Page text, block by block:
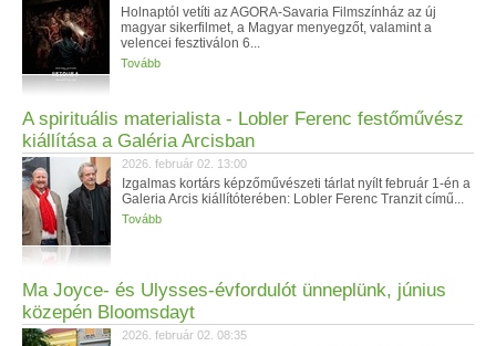
Holnaptól vetíti az AGORA-Savaria Filmszínház az új
magyar sikerfilmet, a Magyar menyegzőt, valamint a
velencei fesztiválon 6...
Tovább
A spirituális materialista - Lobler Ferenc festőművész
kiállítása a Galéria Arcisban
2026. február 02. 13:00
Izgalmas kortárs képzőművészeti tárlat nyílt február 1-én a
Galeria Arcis kiállítóterében: Lobler Ferenc Tranzit című...
Tovább
Ma Joyce- és Ulysses-évfordulót ünneplünk, június
közepén Bloomsdayt
2026. február 02. 08:35